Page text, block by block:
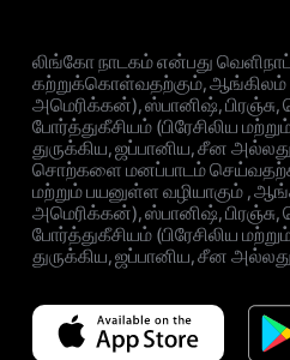
லிங்கோ நாடகம் என்பது
கற்றுக்கொள்வதற்கும், ஆங்கிலம்
அமெரிக்கன்), ஸ்பானிஷ்,
போர்த்துகீசியம் (பிரேசிலிய
துருக்கிய, ஜப்பானிய, சீன
சொற்களை மனப்பாடம்
மற்றும் பயனுள்ள வழியாகும் ,
அமெரிக்கன்), ஸ்பானிஷ்,
போர்த்துகீசியம் (பிரேசிலிய
துருக்கிய, ஜப்பானிய, சீன